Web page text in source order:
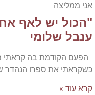
אני ממליצה
"הכול יש לאף
ענבל שלומי
הפעם הקודמת בה
כשקראתי את ספרו הנהדר
קרא עוד »